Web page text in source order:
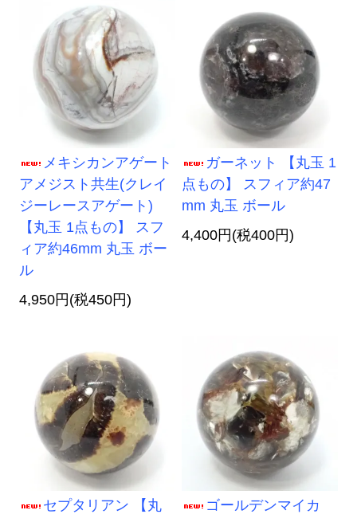
メキシカンアゲート
アメジスト共生(クレイ
ジーレースアゲート)
【丸玉 1点もの】 スフ
ィア約46mm 丸玉 ボー
ル
4,950円(税450円)
ガーネット 【丸玉 1
点もの】 スフィア約47
mm 丸玉 ボール
4,400円(税400円)
セプタリアン 【丸
ゴールデンマイカ